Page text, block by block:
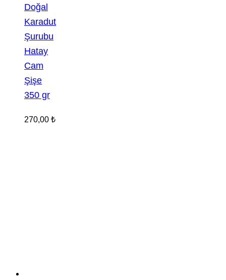
Doğal
Karadut
Şurubu
Hatay
Cam
Şişe
350 gr
270,00 ₺